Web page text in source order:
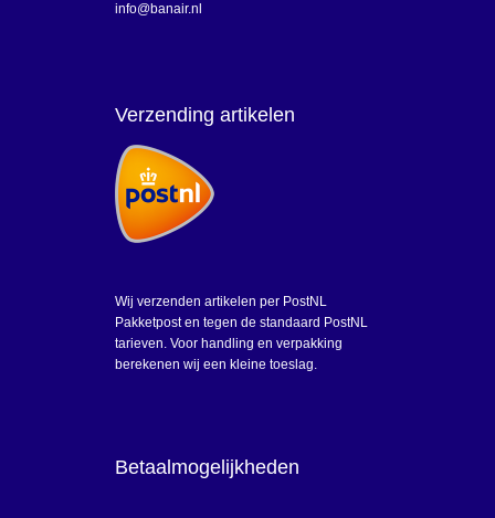
info@banair.nl
Verzending artikelen
Wij verzenden artikelen per PostNL
Pakketpost en tegen de standaard PostNL
tarieven. Voor handling en verpakking
berekenen wij een kleine toeslag.
Betaalmogelijkheden